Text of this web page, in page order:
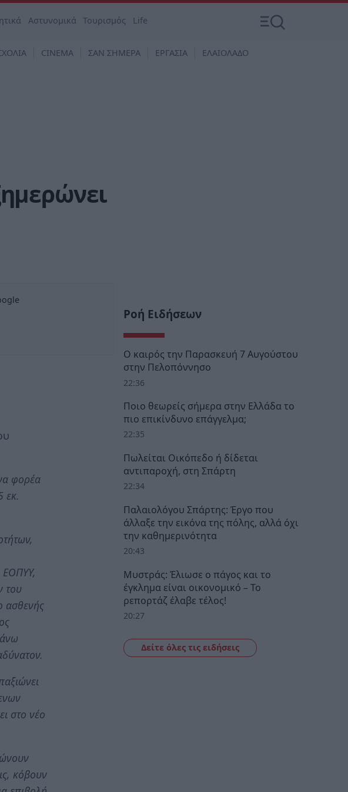
Αστυνομικά Τουρισμός Life
CINEMA ΣΑΝ ΣΗΜΕΡΑ ΕΡΓΑΣΙΑ ΕΛΑΙΟΛΑΔΟ
φορέα
εκ.
ΕΟΠΥΥ,
του
ασθενής
στο νέο
κόβουν
Ροή Ειδήσεων
Ο καιρός την Παρασκευή 7 Αυγούστου
στην Πελοπόννησο
22:36
Ποιο θεωρείς σήμερα στην Ελλάδα το
πιο επικίνδυνο επάγγελμα;
22:35
Πωλείται Οικόπεδο ή δίδεται
αντιπαροχή, στη Σπάρτη
22:34
Παλαιολόγου Σπάρτης: Έργο που
άλλαξε την εικόνα της πόλης, αλλά όχι
την καθημερινότητα
20:43
Μυστράς: Έλιωσε ο πάγος και το
έγκλημα είναι οικονομικό – Το
ρεπορτάζ έλαβε τέλος!
20:27
Δείτε όλες τις ειδήσεις